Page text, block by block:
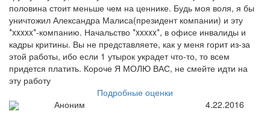
половина стоит меньше чем на ценнике. Будь моя воля, я бы
уничтожил Александра Малиса(президент компании) и эту
*xxxxx*-компанию. Начальство *xxxxx*, в офисе инвалиды и
кадры критины. Вы не представляете, как у меня горит из-за
этой работы, ибо если 1 утырок украдет что-то, то всем
придется платить. Короче Я МОЛЮ ВАС, не смейте идти на
эту работу
Подробные оценки
Аноним
4.22.2016